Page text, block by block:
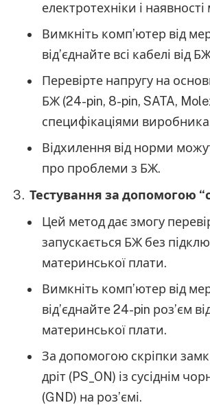
електротехніки і
Вимкніть комп’ютер від
від’єднайте всі кабелі від
Перевірте напругу на
БЖ (24-pin, 8-pin, SATA,
специфікаціями
Відхилення від норми
про проблеми з БЖ.
Тестування за допомогою
Цей метод дає змогу
запускається БЖ без
материнської плати.
Вимкніть комп’ютер від
від’єднайте 24-pin роз’єм
материнської плати.
За допомогою скріпки
дріт (PS_ON) із сусіднім
(GND) на роз’ємі.